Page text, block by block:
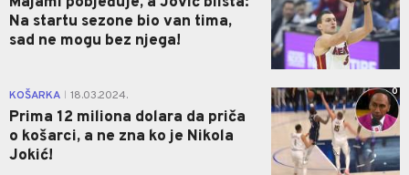
Na startu sezone bio van tima,
sad ne mogu bez njega!
KOŠARKA 18.03.2024.
Prima 12 miliona dolara da priča
o košarci, a ne zna ko je Nikola
Jokić!
0